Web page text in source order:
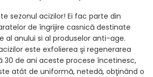
sezonul acizilor! Ei fac parte din
de îngrijire casnică destinate
al anului si al produselor anti-age.
este exfolierea şi regenerarea
30 de ani aceste procese încetinesc,
atât de uniformă, netedă, obţinând o